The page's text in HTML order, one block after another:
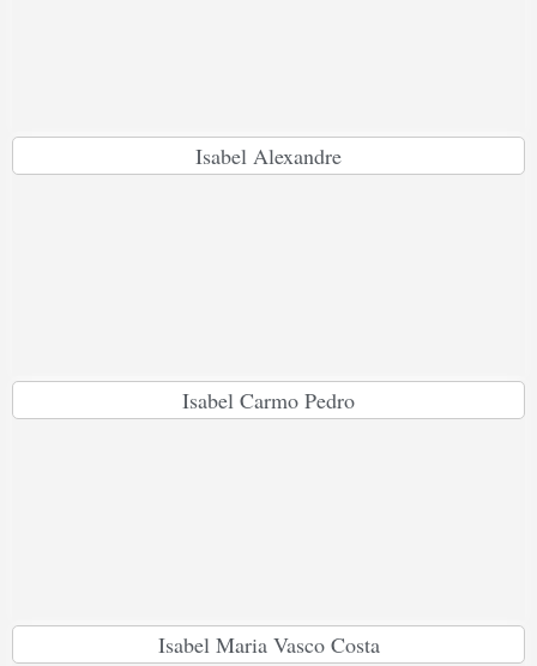
Isabel Alexandre
Isabel Carmo Pedro
Isabel Maria Vasco Costa